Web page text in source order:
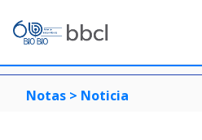
Notas > Noticia